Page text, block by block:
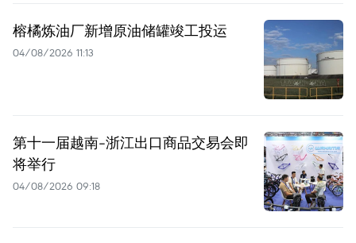
榕橘炼油厂新增原油储罐竣工投运
04/08/2026 11:13
第十一届越南-浙江出口商品交易会即
将举行
04/08/2026 09:18